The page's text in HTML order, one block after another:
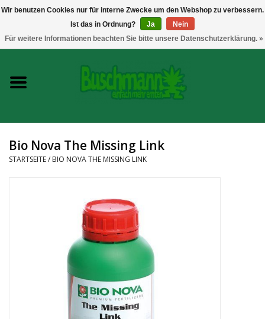
Growshop
Messtechnik
Headshop
CBD und Hanfextrakte
Bio Nova The Missing Link
STARTSEITE/ BIO NOVA THE MISSING LINK
Wir benutzen Cookies nur für interne Zwecke um den Webshop zu verbessern.
Ist das in Ordnung?
Ja
Nein
Für weitere Informationen beachten Sie bitte unsere Datenschutzerklärung. »